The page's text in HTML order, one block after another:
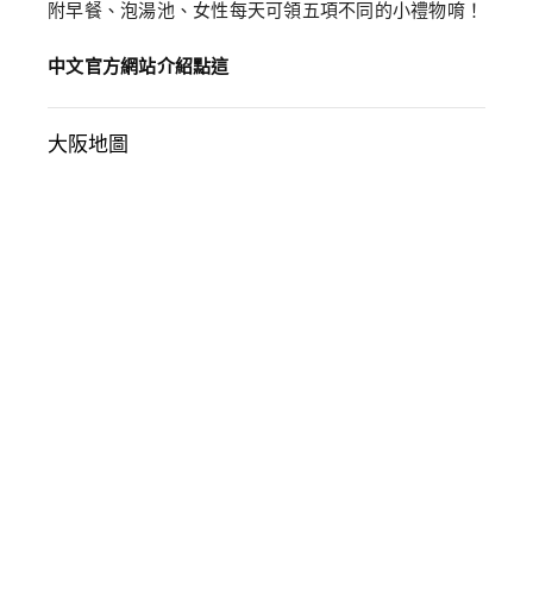
附早餐、泡湯池、女性每天可領五項不同的小禮物唷！
中文官方網站介紹點這
大阪地圖